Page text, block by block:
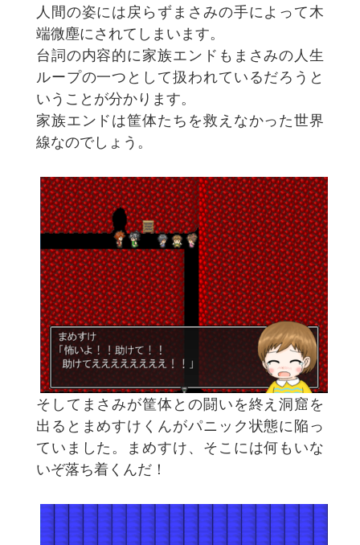
人間の姿には戻らずまさみの手によって木
端微塵にされてしまいます。
台詞の内容的に家族エンドもまさみの人生
ループの一つとして扱われているだろうと
いうことが分かります。
家族エンドは筐体たちを救えなかった世界
線なのでしょう。
そしてまさみが筐体との闘いを終え洞窟を
出るとまめすけくんがパニック状態に陥っ
ていました。まめすけ、そこには何もいな
いぞ落ち着くんだ！